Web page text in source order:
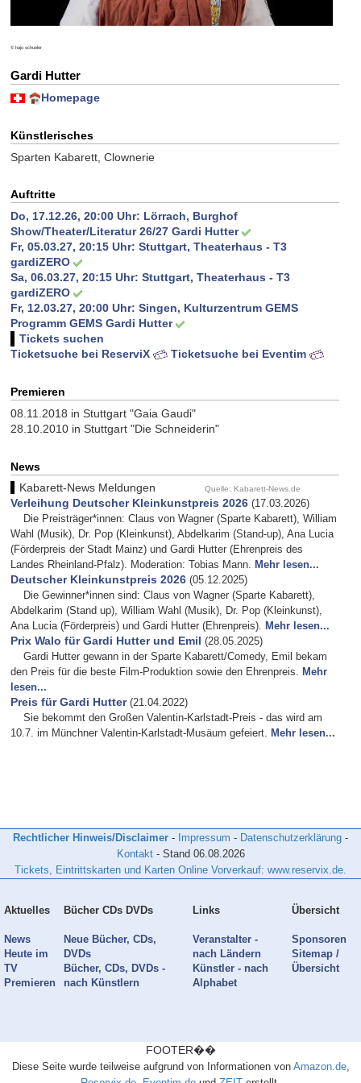
© hajo schueler
Gardi Hutter
Homepage
Künstlerisches
Sparten Kabarett, Clownerie
Auftritte
Do, 17.12.26, 20:00 Uhr: Lörrach, Burghof
Show/Theater/Literatur 26/27 Gardi Hutter
Fr, 05.03.27, 20:15 Uhr: Stuttgart, Theaterhaus - T3
gardiZERO
Sa, 06.03.27, 20:15 Uhr: Stuttgart, Theaterhaus - T3
gardiZERO
Fr, 12.03.27, 20:00 Uhr: Singen, Kulturzentrum GEMS
Programm GEMS Gardi Hutter
Tickets suchen
Ticketsuche bei ReserviX
Ticketsuche bei Eventim
Premieren
08.11.2018 in Stuttgart "Gaia Gaudi"
28.10.2010 in Stuttgart "Die Schneiderin"
News
Kabarett-News Meldungen
Quelle: Kabarett-News.de
Verleihung Deutscher Kleinkunstpreis 2026 (17.03.2026)
Die Preisträger*innen: Claus von Wagner (Sparte Kabarett), William
Wahl (Musik), Dr. Pop (Kleinkunst), Abdelkarim (Stand-up), Ana Lucia
(Förderpreis der Stadt Mainz) und Gardi Hutter (Ehrenpreis des
Landes Rheinland-Pfalz). Moderation: Tobias Mann. Mehr lesen...
Deutscher Kleinkunstpreis 2026 (05.12.2025)
Die Gewinner*innen sind: Claus von Wagner (Sparte Kabarett),
Abdelkarim (Stand up), William Wahl (Musik), Dr. Pop (Kleinkunst),
Ana Lucia (Förderpreis) und Gardi Hutter (Ehrenpreis). Mehr lesen...
Prix Walo für Gardi Hutter und Emil (28.05.2025)
Gardi Hutter gewann in der Sparte Kabarett/Comedy, Emil bekam
den Preis für die beste Film-Produktion sowie den Ehrenpreis. Mehr
lesen...
Preis für Gardi Hutter (21.04.2022)
Sie bekommt den Großen Valentin-Karlstadt-Preis - das wird am
10.7. im Münchner Valentin-Karlstadt-Musäum gefeiert. Mehr lesen...
Rechtlicher Hinweis/Disclaimer - Impressum - Datenschutzerklärung -
Kontakt- Stand 06.08.2026
Tickets, Eintrittskarten und Karten Online Vorverkauf: www.reservix.de.
Aktuelles
News
Heute im
TV
Premieren
Bücher CDs DVDs
Neue Bücher, CDs,
DVDs
Bücher, CDs, DVDs -
nach Künstlern
Links
Veranstalter -
nach Ländern
Künstler - nach
Alphabet
Übersicht
Sponsoren
Sitemap /
Übersicht
FOOTER��
Diese Seite wurde teilweise aufgrund von Informationen von Amazon.de,